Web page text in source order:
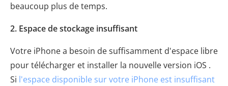
beaucoup plus de temps.
2. Espace de stockage insuffisant
Votre iPhone a besoin de suffisamment d'espace libre
pour télécharger et installer la nouvelle version iOS .
Si l'espace disponible sur votre iPhone est insuffisant